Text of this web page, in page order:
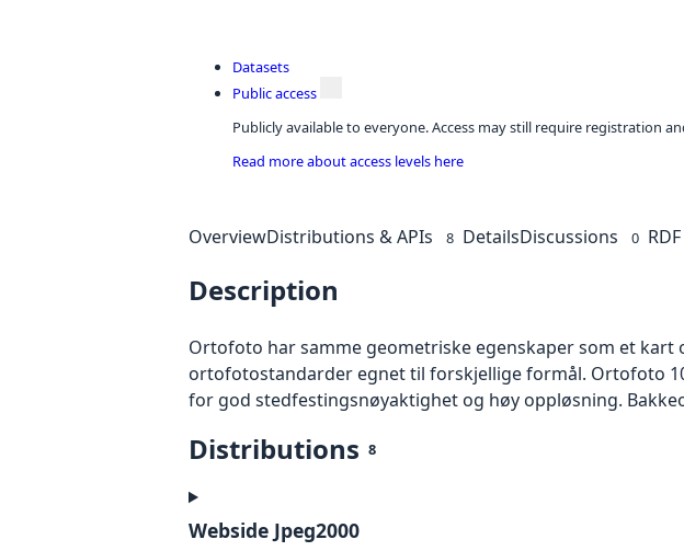
Datasets
Public access
Publicly available to everyone. Access may still require registration
Read more about access levels here
OverviewDistributions & APIs 8 DetailsDiscussions 0 RDF
Description
Ortofoto har samme geometriske egenskaper som et
ortofotostandarder egnet til forskjellige formål. Ortofoto
for god stedfestingsnøyaktighet og høy oppløsning.
Distributions 8
Webside Jpeg2000